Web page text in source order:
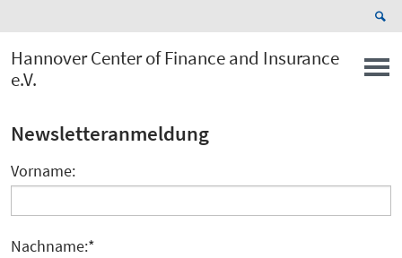
Hannover Center of Finance and Insurance
e.V.
Newsletteranmeldung
Vorname:
Nachname:*